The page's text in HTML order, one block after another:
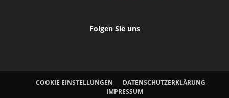
Folgen Sie uns
COOKIE EINSTELLUNGEN
DATENSCHUTZERKLÄRUNG
IMPRESSUM